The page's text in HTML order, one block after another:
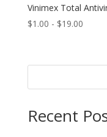
Vinimex Total
$1.00 - $19.00Rango
desde
Recent